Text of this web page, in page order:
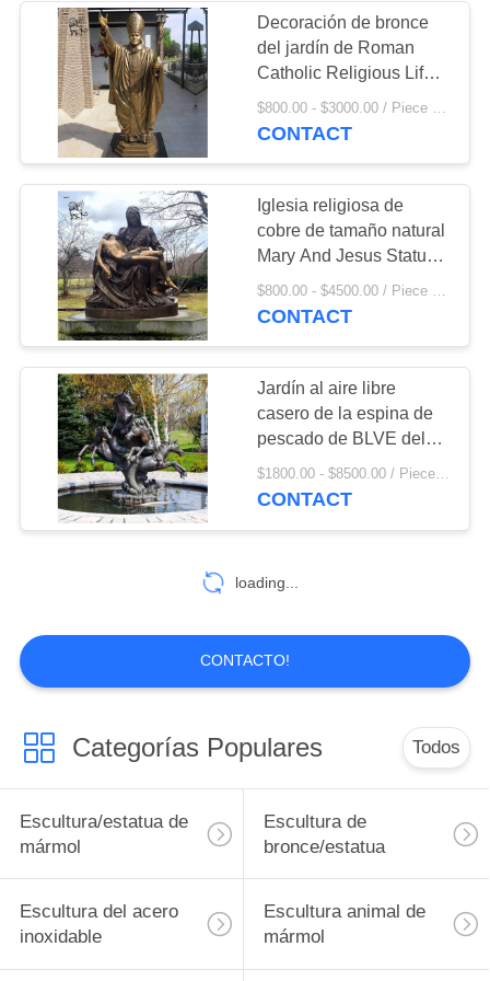
Gazebo de mármol
Columna de mármol
7
Barandilla de
4
Bañera de mármol
11
Decoración de bronce
del jardín de Roman
Catholic Religious Life
Size de la estatua del St.
Juan Pablo II de papa
CONTACT
Iglesia religiosa de
cobre de tamaño natural
Mary And Jesus Statue
Outdoor de la escultura
de bronce del Pieta de
$800.00 - $4500.00 / Piece MOQ:1
CONTACT
Jardín al aire libre
casero de la espina de
pescado de BLVE del
caballo de la piscina de
agua de la fuente del
yarda decorativo
$1800.00 - $8500.00 / Piece MOQ:1
CONTACT
loading...
CONTACTO!
Categorías Populares Todos
Escultura/estatua de
mármol
Escultura de
bronce/estatua
Escultura del acero
inoxidable
Escultura animal de
mármol